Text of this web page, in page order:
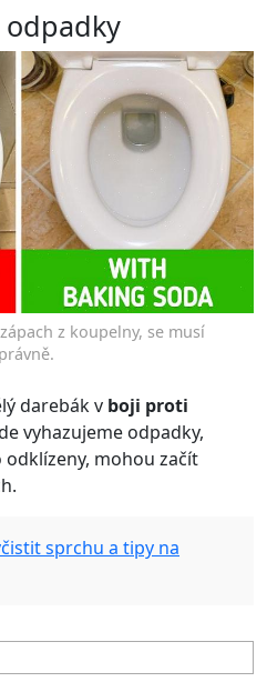
odpadky
z koupelny, se musí
darebák v boji proti
vyhazujeme odpadky,
mohou začít
sprchu a tipy na